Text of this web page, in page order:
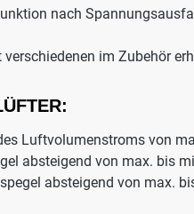
nach Spannungsausfall
verschiedenen im Zubehör
Luftvolumenstroms von
absteigend von max. bis
absteigend von max.